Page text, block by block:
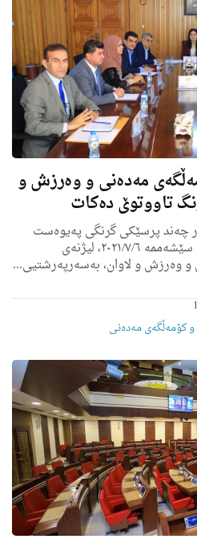
مه‌ده‌نی و وه‌رزش و
تاووتوێ ده‌كات
چه‌ند پرسێكی گرنگی په‌یوه‌ست
به‌كاری لیژنه‌كه‌، نیوه‌ڕۆی ڕۆژی سێشه‌ممه‌ ٢٠٢١/٧/٦، لیژنه‌ی
وه‌رزش و لاوان، به‌سه‌رپه‌رشتیی...
کۆمەڵگەی مەدەنی